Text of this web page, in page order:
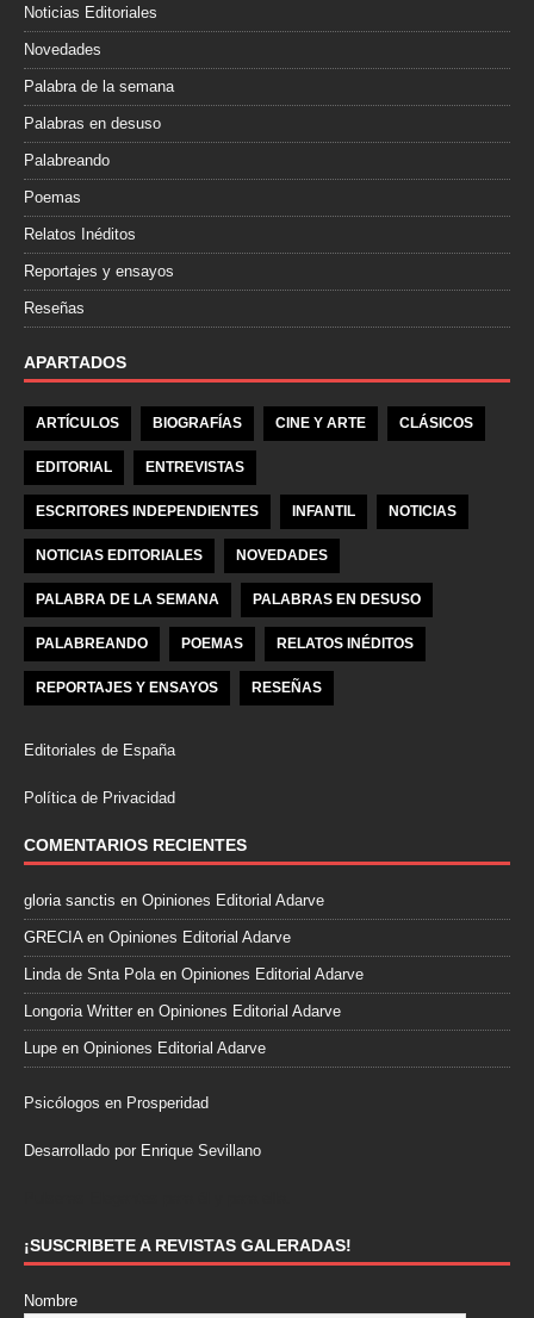
Noticias Editoriales
Novedades
Palabra de la semana
Palabras en desuso
Palabreando
Poemas
Relatos Inéditos
Reportajes y ensayos
Reseñas
APARTADOS
ARTÍCULOS BIOGRAFÍAS CINE Y ARTE CLÁSICOS
EDITORIAL ENTREVISTAS
ESCRITORES INDEPENDIENTES INFANTIL NOTICIAS
NOTICIAS EDITORIALES NOVEDADES
PALABRA DE LA SEMANA PALABRAS EN DESUSO
PALABREANDO POEMAS RELATOS INÉDITOS
REPORTAJES Y ENSAYOS RESEÑAS
Editoriales de España
Política de Privacidad
COMENTARIOS RECIENTES
gloria sanctis en Opiniones Editorial Adarve
GRECIAen Opiniones Editorial Adarve
Linda de Snta Polaen Opiniones Editorial Adarve
Longoria Writter en Opiniones Editorial Adarve
Lupe en Opiniones Editorial Adarve
Psicólogos en Prosperidad
Desarrollado por Enrique Sevillano
¡SUSCRIBETE A REVISTAS GALERADAS!
Nombre